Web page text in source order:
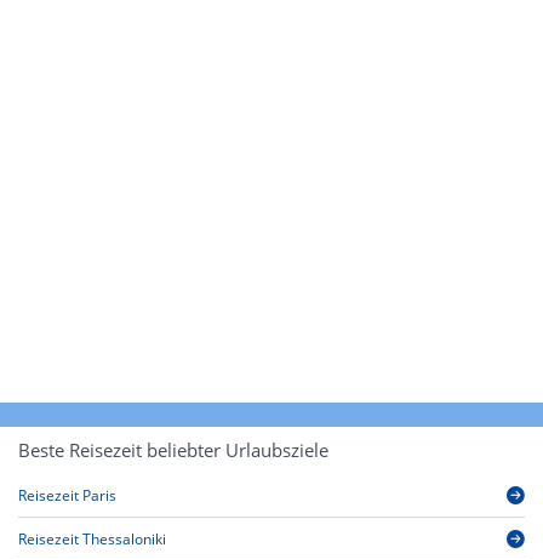
Beste Reisezeit beliebter Urlaubsziele
Reisezeit Paris
Reisezeit Thessaloniki